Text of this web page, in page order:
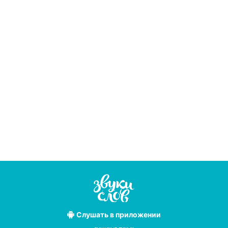
Слушатьв приложении
Лучшие